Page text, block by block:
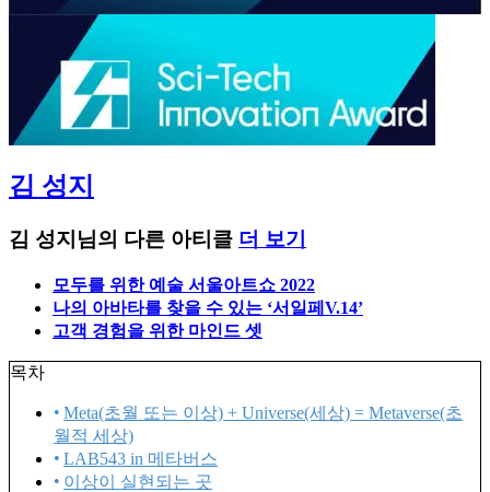
김 성지
김 성지님의 다른 아티클 더 보기
모두를 위한 예술 서울아트쇼 2022
나의 아바타를 찾을 수 있는 ‘서일페V.14’
고객 경험을 위한 마인드 셋
목차
Meta(초월 또는 이상) + Universe(세상) = Metaverse(초
월적 세상)
LAB543 in 메타버스
이상이 실현되는 곳